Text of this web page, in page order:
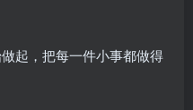
起，把每一件小事都做得